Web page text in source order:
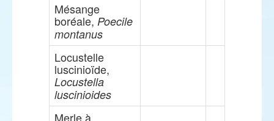
Mésange
boréale, Poecile
montanus
Locustelle
luscinioïde,
Locustella
luscinioides
Merle à